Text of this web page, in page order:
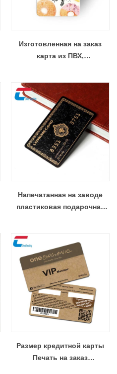
Изготовленная на заказ
карта из ПВХ,
поставщик подарочных
карт RFID NFC
Напечатанная на заводе
пластиковая подарочная
Размер кредитной карты
Печать на заказ